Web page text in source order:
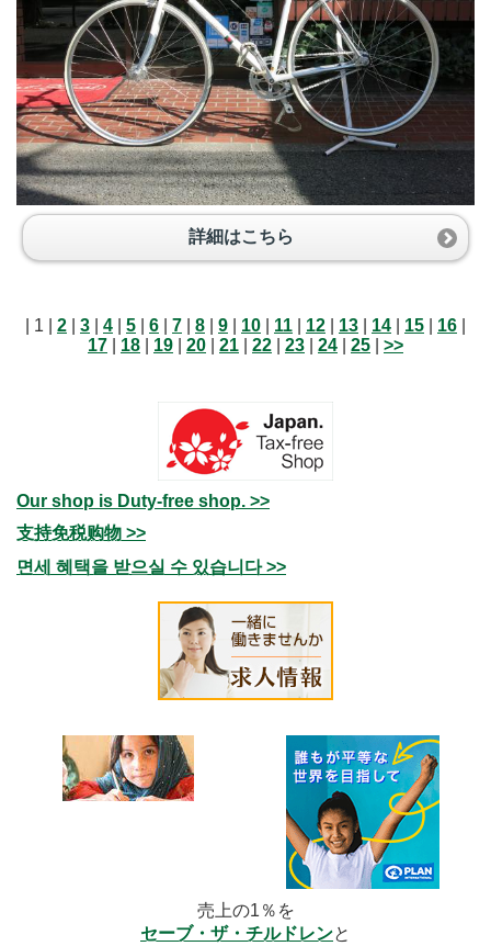
詳細はこちら
| 1 | 2 3 4 5 6 7 8 9 10 11 12 13 14 15 16
17
18 19 20 21 22 23 24 25 >>
Our shop is Duty-free shop. >>
支持免税购物 >>
면세 혜택을 받으실 수 있습니다 >>
売上の1％を
セーブ・ザ・チルドレンと